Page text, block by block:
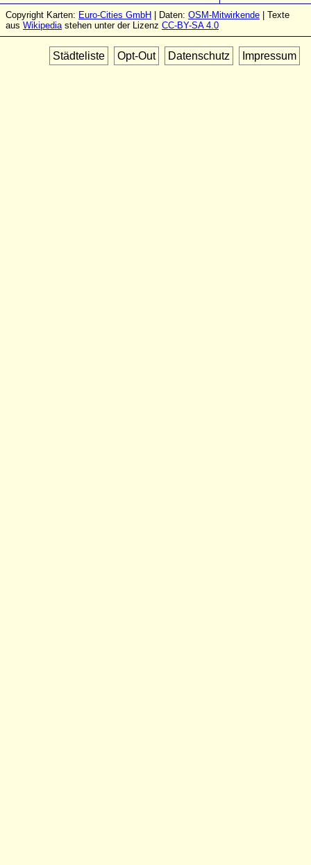
Copyright Karten: Euro-Cities GmbH | Daten: OSM-Mitwirkende | Texte
aus Wikipediastehen unter der Lizenz CC-BY-SA 4.0
Städteliste Opt-Out Datenschutz Impressum